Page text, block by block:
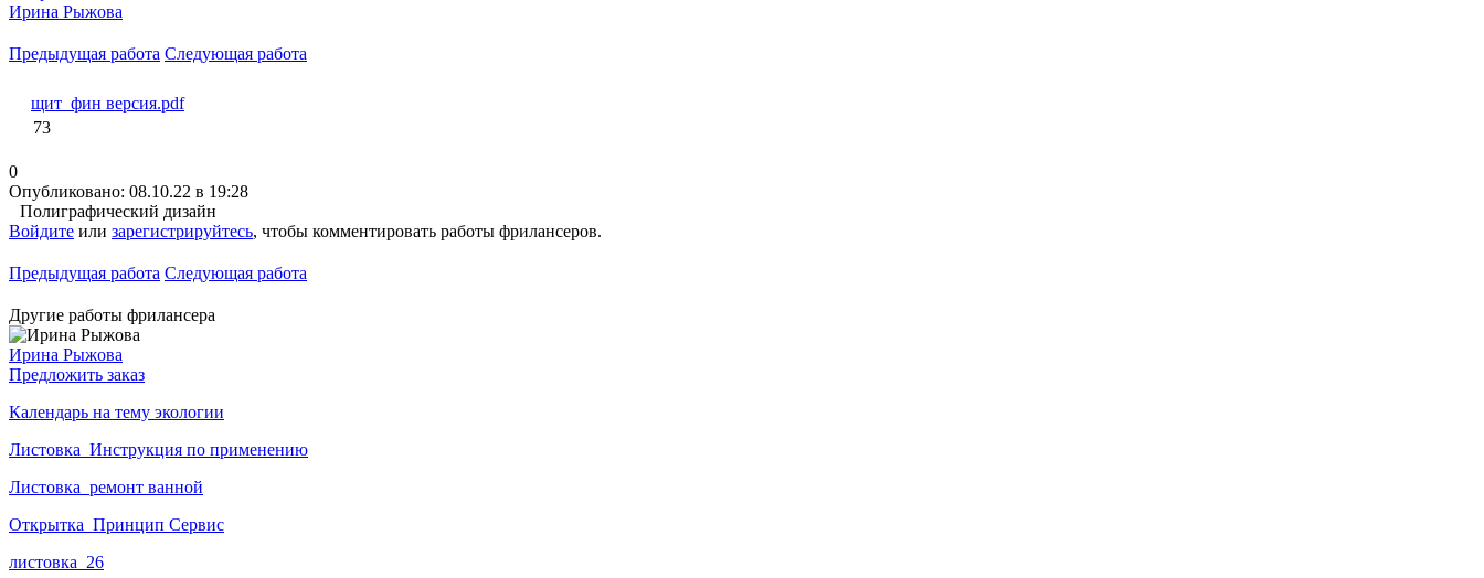
Ирина Рыжова
Предыдущая работа Следующая работа
щит_фин версия.pdf
73
0
Опубликовано: 08.10.22 в 19:28
Полиграфический дизайн
Войдите или зарегистрируйтесь, чтобы комментировать работы фрилансеров.
Предыдущая работа Следующая работа
Другие работы фрилансера
Ирина Рыжова
Предложить заказ
Календарь на тему экологии
Листовка_Инструкция по применению
Листовка_ремонт ванной
Открытка_Принцип Сервис
листовка_26